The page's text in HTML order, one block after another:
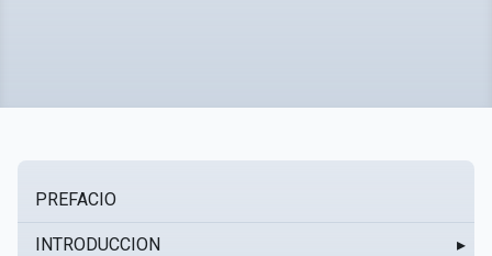
PREFACIO
INTRODUCCION ▸